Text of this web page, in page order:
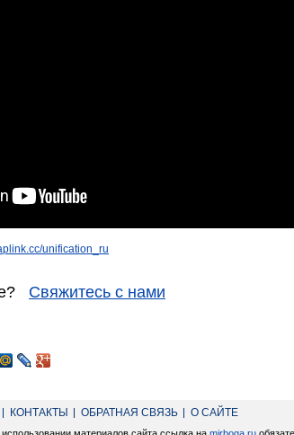
unification_ru
Свяжитесь с нами
КОНТАКТЫ ОБРАТНАЯ СВЯЗЬ О САЙТЕ